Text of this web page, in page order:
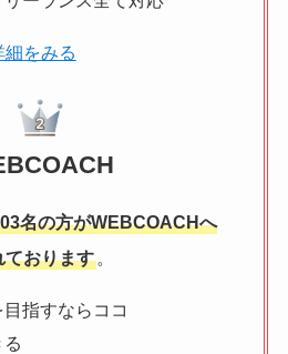
をみる
名の方がWEBCOACHへ
ております。
指すならココ